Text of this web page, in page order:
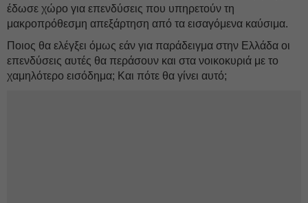
έδωσε χώρο για επενδύσεις που υπηρετούν τη
μακροπρόθεσμη απεξάρτηση από τα εισαγόμενα καύσιμα.
Ποιος θα ελέγξει όμως εάν για παράδειγμα στην Ελλάδα οι
επενδύσεις αυτές θα περάσουν και στα νοικοκυριά με το
χαμηλότερο εισόδημα; Και πότε θα γίνει αυτό;